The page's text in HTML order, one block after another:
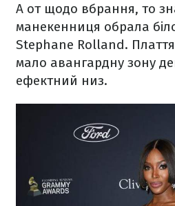
А от щодо вбрання, то
манекенниця обрала
Stephane Rolland.
мало авангардну зону
ефектний низ.